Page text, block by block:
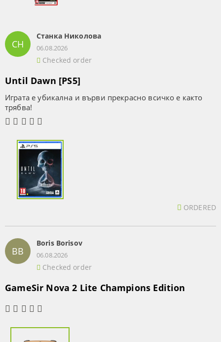
СН
Станка Николова
06.08.2026
Checked order
Until Dawn [PS5]
Играта е убикална и върви прекрасно всичко е както
трябва!
ORDERED
BB
Boris Borisov
06.08.2026
Checked order
GameSir Nova 2 Lite Champions Edition